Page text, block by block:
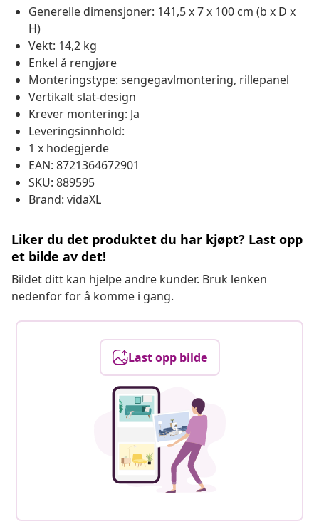
Generelle dimensjoner: 141,5 x 7 x 100 cm (b x D x
H)
Vekt: 14,2 kg
Enkel å rengjøre
Monteringstype: sengegavlmontering, rillepanel
Vertikalt slat-design
Krever montering: Ja
Leveringsinnhold:
1 x hodegjerde
EAN: 8721364672901
SKU: 889595
Brand: vidaXL
Liker du det produktet du har kjøpt? Last opp
et bilde av det!
Bildet ditt kan hjelpe andre kunder. Bruk lenken
nedenfor for å komme i gang.
Last opp bilde